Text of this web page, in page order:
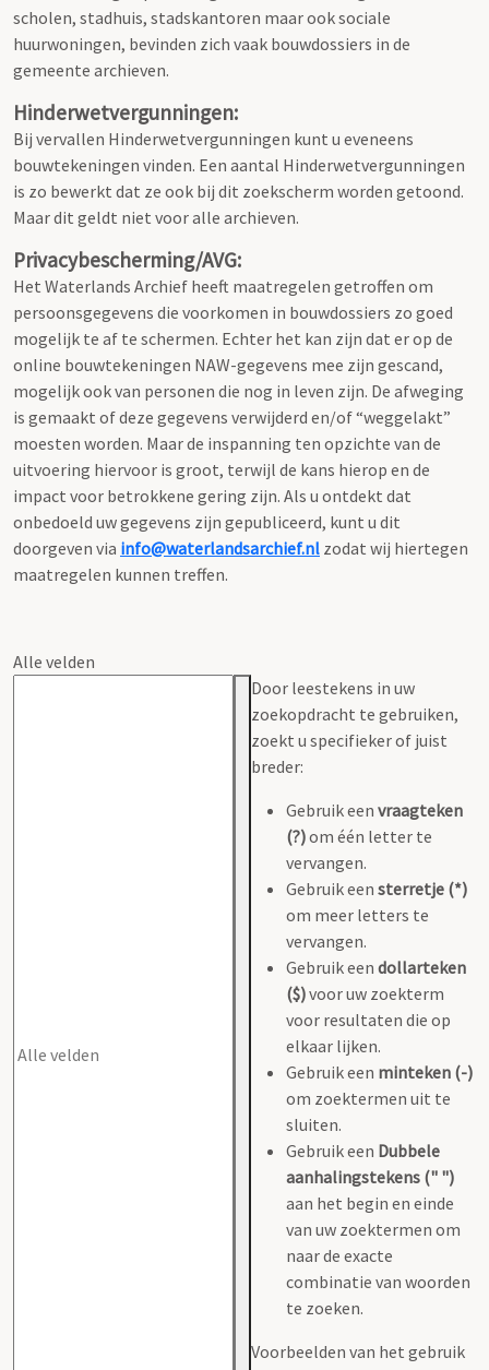
scholen, stadhuis, stadskantoren maar ook sociale
huurwoningen, bevinden zich vaak bouwdossiers in de
gemeente archieven.
Hinderwetvergunningen:
Bij vervallen Hinderwetvergunningen kunt u eveneens
bouwtekeningen vinden. Een aantal Hinderwetvergunningen
is zo bewerkt dat ze ook bij dit zoekscherm worden getoond.
Maar dit geldt niet voor alle archieven.
Privacybescherming/AVG:
Het Waterlands Archief heeft maatregelen getroffen om
persoonsgegevens die voorkomen in bouwdossiers zo goed
mogelijk te af te schermen. Echter het kan zijn dat er op de
online bouwtekeningen NAW-gegevens mee zijn gescand,
mogelijk ook van personen die nog in leven zijn. De afweging
is gemaakt of deze gegevens verwijderd en/of “weggelakt”
moesten worden. Maar de inspanning ten opzichte van de
uitvoering hiervoor is groot, terwijl de kans hierop en de
impact voor betrokkene gering zijn. Als u ontdekt dat
onbedoeld uw gegevens zijn gepubliceerd, kunt u dit
doorgeven via info@waterlandsarchief.nl zodat wij hiertegen
maatregelen kunnen treffen.
Alle velden
Door leestekens in uw
zoekopdracht te gebruiken,
zoekt u specifieker of juist
breder:
Gebruik een vraagteken
(?)om één letter te
vervangen.
Gebruik een sterretje (*)
om meer letters te
vervangen.
Gebruik een dollarteken
($)voor uw zoekterm
voor resultaten die op
elkaar lijken.
Gebruik een minteken (-)
om zoektermen uit te
sluiten.
Gebruik een Dubbele
aanhalingstekens (" ")
aan het begin en einde
van uw zoektermen om
naar de exacte
combinatie van woorden
te zoeken.
Voorbeelden van het gebruik